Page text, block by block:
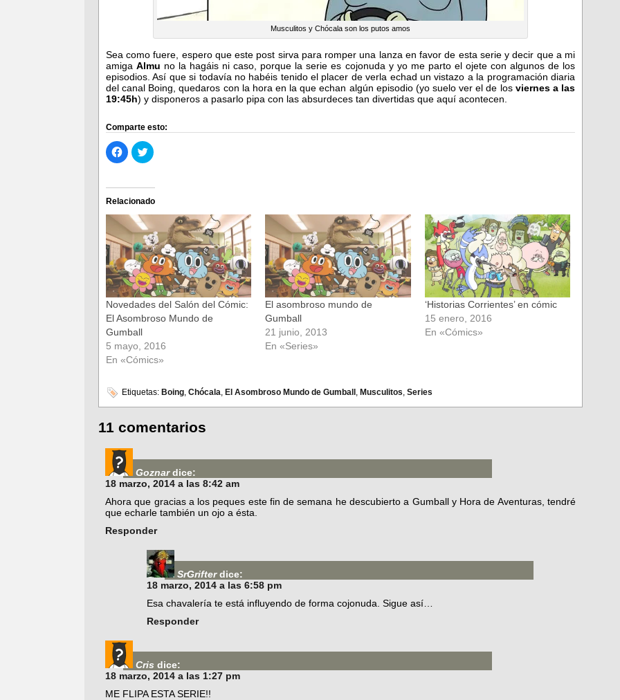
Musculitos y Chócala son los putos amos
Sea como fuere, espero que este post sirva para romper una lanza en favor de esta serie y decir que a mi
amigaAlmu no la hagáis ni caso, porque la serie es cojonuda y yo me parto el ojete con algunos de los
episodios. Así que si todavía no habéis tenido el placer de verla echad un vistazo a la programación diaria
del canal Boing, quedaros con la hora en la que echan algún episodio (yo suelo ver el de losviernes a las
19:45h) y disponeros a pasarlo pipa con las absurdeces tan divertidas que aquí acontecen.
Comparte esto:
Haz
clic
para
Facebook
(Se
abre
en
una
ventana
nueva)
Haz
clic
Twitter
(Se
abre
en
ventana
nueva)
Relacionado
Novedades del Salón del Cómic:
El Asombroso Mundo de
Gumball
5 mayo, 2016
En «Cómics»
El asombroso mundo de
Gumball
21 junio, 2013
En «Series»
‘Historias Corrientes’ en cómic
15 enero, 2016
En «Cómics»
Etiquetas: Boing, Chócala, El Asombroso Mundo de Gumball , Musculitos, Series
11 comentarios
Goznar dice:
18 marzo, 2014 a las 8:42 am
Ahora que gracias a los peques este fin de semana he descubierto a Gumball y Hora de Aventuras, tendré
que echarle también un ojo a ésta.
Responder
SrGrifter dice:
18 marzo, 2014 a las 6:58 pm
Esa chavalería te está influyendo de forma cojonuda. Sigue así…
Responder
Cris dice:
18 marzo, 2014 a las 1:27 pm
ME FLIPA ESTA SERIE!!